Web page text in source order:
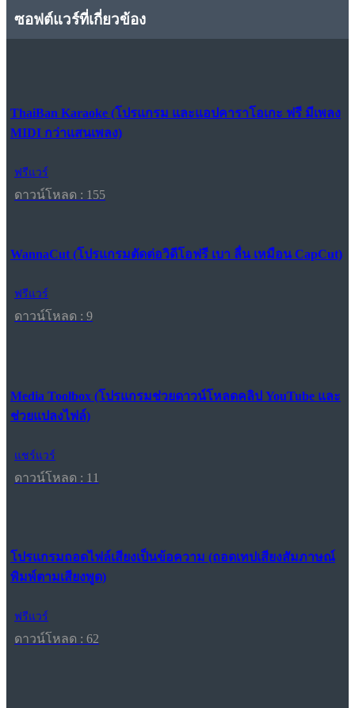
ซอฟต์แวร์ที่เกี่ยวข้อง
ThaiBan Karaoke (โปรแกรม และแอปคาราโอเกะ ฟรี มีเพลง
MIDI กว่าแสนเพลง)
ฟรีแวร์
ดาวน์โหลด : 155
WannaCut (โปรแกรมตัดต่อวิดีโอฟรี เบา ลื่น เหมือน CapCut)
ฟรีแวร์
ดาวน์โหลด : 9
Media Toolbox (โปรแกรมช่วยดาวน์โหลดคลิป YouTube และ
ช่วยแปลงไฟล์)
แชร์แวร์
ดาวน์โหลด : 11
โปรแกรมถอดไฟล์เสียงเป็นข้อความ (ถอดเทปเสียงสัมภาษณ์
พิมพ์ตามเสียงพูด)
ฟรีแวร์
ดาวน์โหลด : 62